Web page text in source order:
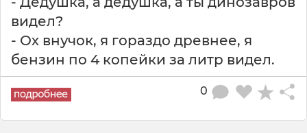
видел?
- Ох внучок, я гораздо древнее, я
бензин по 4 копейки за литр видел.
0